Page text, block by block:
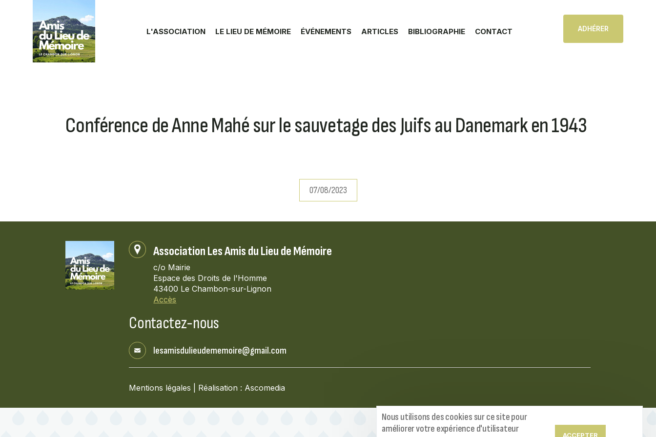
L'ASSOCIATION LE LIEU DE MÉMOIRE ÉVÉNEMENTS ARTICLES BIBLIOGRAPHIE CONTACT ADHÉRER
Conférence de Anne Mahé sur le sauvetage des Juifs au Danemark en 1943
07/08/2023
Association Les Amis du Lieu de Mémoire
c/o Mairie
Espace des Droits de l'Homme
43400 Le Chambon-sur-Lignon
Accès
Contactez-nous
lesamisdulieudememoire@gmail.com
Mentions légales Réalisation : Ascomedia
Nous utilisons des cookies sur ce site pour
améliorer votre expérience d'utilisateur
ACCEPTER